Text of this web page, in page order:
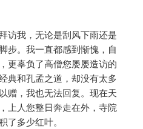
访我，无论是刮风下雨还是
步。我一直都感到惭愧，自
更辜负了高僧您屡屡造访的
典和孔孟之道，却没有太多
赠，我也无法回复。现在天
上人您整日奔走在外，寺院
了多少红叶。